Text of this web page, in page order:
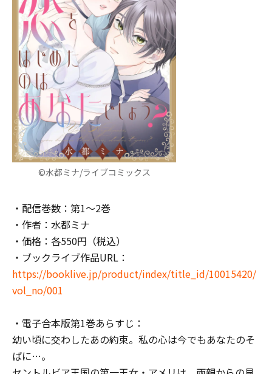
©水都ミナ/ライブコミックス
・配信巻数：第1～2巻
・作者：水都ミナ
・価格：各550円（税込）
・ブックライブ作品URL：
https://booklive.jp/product/index/title_id/10015420/
vol_no/001
・電子合本版第1巻あらすじ：
幼い頃に交わしたあの約束。私の心は今でもあなたのそ
ばに――…。